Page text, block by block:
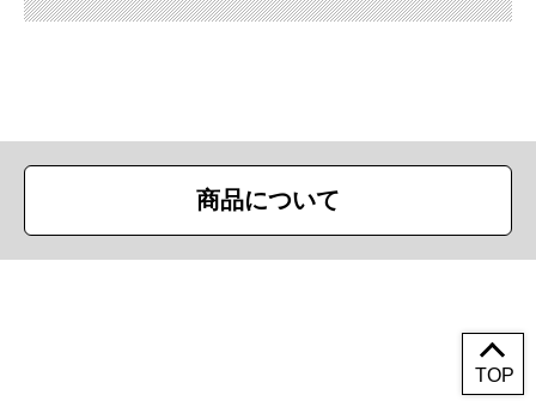
商品について
TOP